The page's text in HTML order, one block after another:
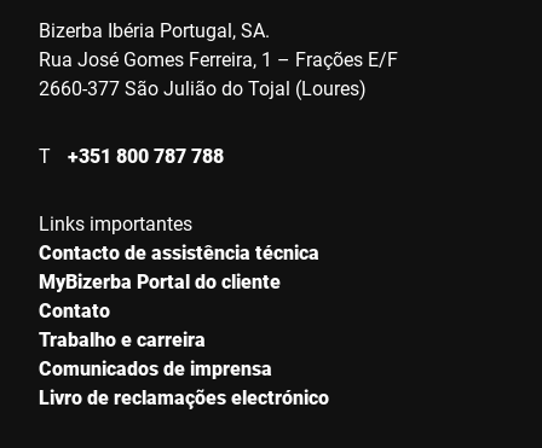
Bizerba Ibéria Portugal, SA.
Rua José Gomes Ferreira, 1 – Frações E/F
2660-377 São Julião do Tojal (Loures)
T +351 800 787 788
Links importantes
Contacto de assistência técnica
MyBizerba Portal do cliente
Contato
Trabalho e carreira
Comunicados de imprensa
Livro de reclamações electrónico